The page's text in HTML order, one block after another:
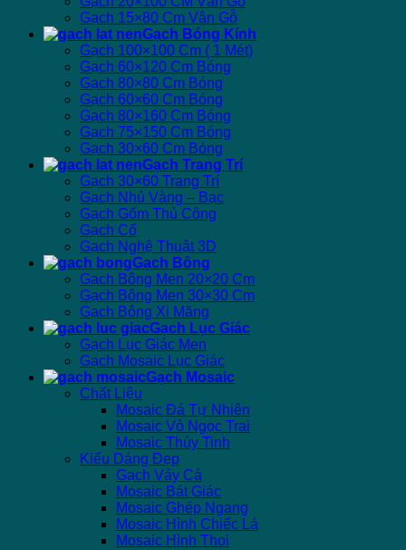
Gạch 15×80 Cm Vân Gỗ
Gạch Bóng Kính
Gạch 100×100 Cm ( 1 Mét)
Gạch 60×120 Cm Bóng
Gạch 80×80 Cm Bóng
Gạch 60×60 Cm Bóng
Gạch 80×160 Cm Bóng
Gạch 75×150 Cm Bóng
Gạch 30×60 Cm Bóng
Gạch Trang Trí
Gạch 30×60 Trang Trí
Gạch Nhủ Vàng – Bạc
Gạch Gốm Thủ Công
Gạch Cổ
Gạch Nghệ Thuật 3D
Gạch Bông
Gạch Bông Men 20×20 Cm
Gạch Bông Men 30×30 Cm
Gạch Bông Xi Măng
Gạch Lục Giác
Gạch Lục Giác Men
Gạch Mosaic Lục Giác
Gạch Mosaic
Chất Liệu
Mosaic Đá Tự Nhiên
Mosaic Vỏ Ngọc Trai
Mosaic Thủy Tinh
Kiểu Dáng Đẹp
Gạch Vảy Cá
Mosaic Bát Giác
Mosaic Ghép Ngang
Mosaic Hình Chiếc Lá
Mosaic Hình Thoi